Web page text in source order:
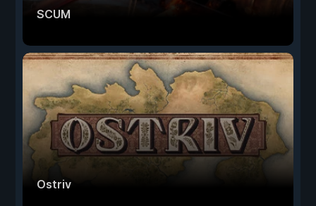
SCUM
Ostriv